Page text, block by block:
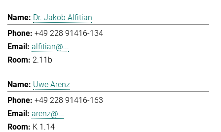
Dr. Jakob Alfitian
+49 228 91416-134
alfitian@...
2.11b
Uwe Arenz
+49 228 91416-163
arenz@...
K 1.14